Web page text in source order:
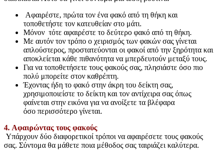
Αφαιρέστε, πρώτα τον ένα φακό από τη θήκη και
τοποθετήστε τον κατευθείαν στο μάτι.
Μόνον τότε αφαιρέστε το δεύτερο φακό από τη θήκη.
Με αυτόν τον τρόπο ο χειρισμός των φακών σας γίνεται
απλούστερος, προστατεύονται οι φακοί από την ξηρότητα και
αποκλείεται κάθε πιθανότητα να μπερδευτούν μεταξύ τους.
Για να τοποθετήσετε τους φακούς σας, πλησιάστε όσο πιο
πολύ μπορείτε στον καθρέπτη.
Έχοντας ήδη το φακό στην άκρη του δείκτη σας,
χρησιμοποιείστε το δείκτη και τον αντίχειρα σας όπως
φαίνεται στην εικόνα για να ανοίξετε τα βλέφαρα
όσο περισσότερο γίνεται.
4. Αφαιρώντας τους φακούς
Υπάρχουν δύο διαφορετικοί τρόποι να αφαιρέσετε τους φακούς
σας. Σύντομα θα μάθετε ποια μέθοδος σας ταιριάζει καλύτερα.